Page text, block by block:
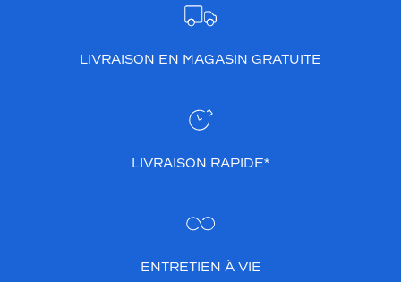
LIVRAISON EN MAGASIN GRATUITE
LIVRAISON RAPIDE*
ENTRETIEN À VIE